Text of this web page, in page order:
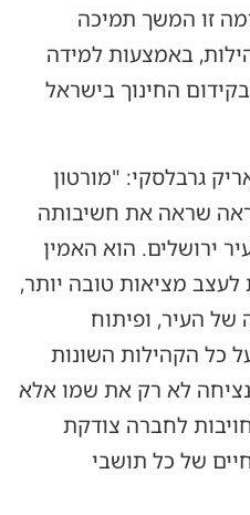
זו המשך תמיכה
באמצעות למידה
החינוך בישראל
גרבלסקי: "מורטון
שראה את חשיבותה
ירושלים. הוא האמין
לעצב מציאות טובה יותר,
של העיר, ופיתוח
כל הקהילות השונות
לא רק את שמו אלא
לחברה צודקת
של כל תושבי